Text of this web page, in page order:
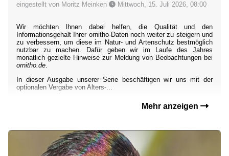
eingestellt von Moritz Meinken Mittwoch, 15. Juli 2026, 08:00
Wir möchten Ihnen dabei helfen, die Qualität und den
Informationsgehalt Ihrer ornitho-Daten noch weiter zu steigern und
zu verbessern, um diese im Natur- und Artenschutz bestmöglich
nutzbar zu machen. Dafür geben wir im Laufe des Jahres
monatlich gezielte Hinweise zur Meldung von Beobachtungen bei
ornitho.de.
In dieser Ausgabe unserer Serie beschäftigen wir uns mit der
optionalen Vergabe von Alters-...
Mehr anzeigen